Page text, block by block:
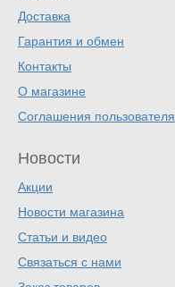
Доставка
Гарантия и обмен
Контакты
О магазине
Соглашения пользователя
Новости
Акции
Новости магазина
Статьи и видео
Связаться с нами